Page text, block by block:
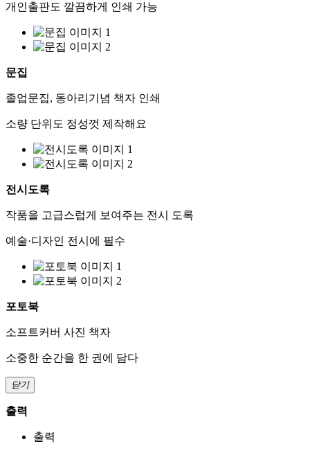
개인출판도 깔끔하게 인쇄 가능
문집
졸업문집, 동아리기념 책자 인쇄
소량 단위도 정성껏 제작해요
전시도록
작품을 고급스럽게 보여주는 전시 도록
예술·디자인 전시에 필수
포토북
소프트커버 사진 책자
소중한 순간을 한 권에 담다
닫기
출력
출력